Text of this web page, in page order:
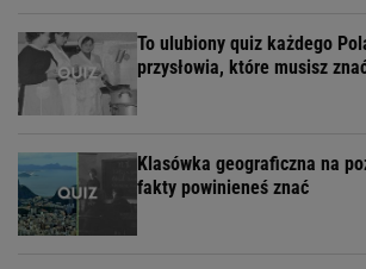
To ulubiony quiz każdego
przysłowia, które musisz
Klasówka geograficzna na
fakty powinieneś znać